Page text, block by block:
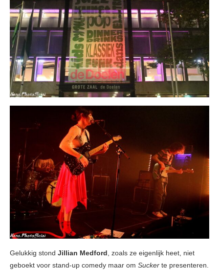
Gelukkig stond Jillian Medford, zoals ze eigenlijk heet, niet
geboekt voor stand-up comedy maar om Sucker te presenteren.